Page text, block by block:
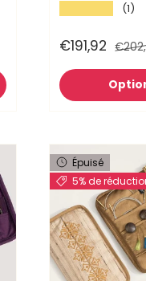
(1)
€191,92
Épuisé
5% de